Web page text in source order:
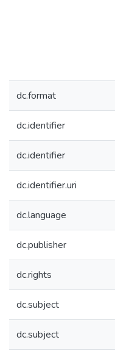
dc.format
dc.identifier
dc.identifier
dc.identifier.uri
dc.language
dc.publisher
dc.rights
dc.subject
dc.subject